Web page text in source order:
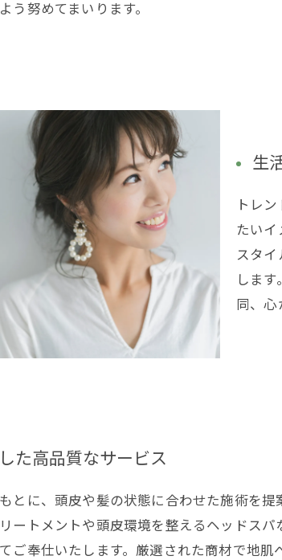
う努めてまいります。
生
トレ
たいイ
スタ
しま
同、心
た高品質なサービス
とに、頭皮や髪の状態に合わせた施術を提
ートメントや頭皮環境を整えるヘッドスパ
ご奉仕いたします。厳選された商材で地肌